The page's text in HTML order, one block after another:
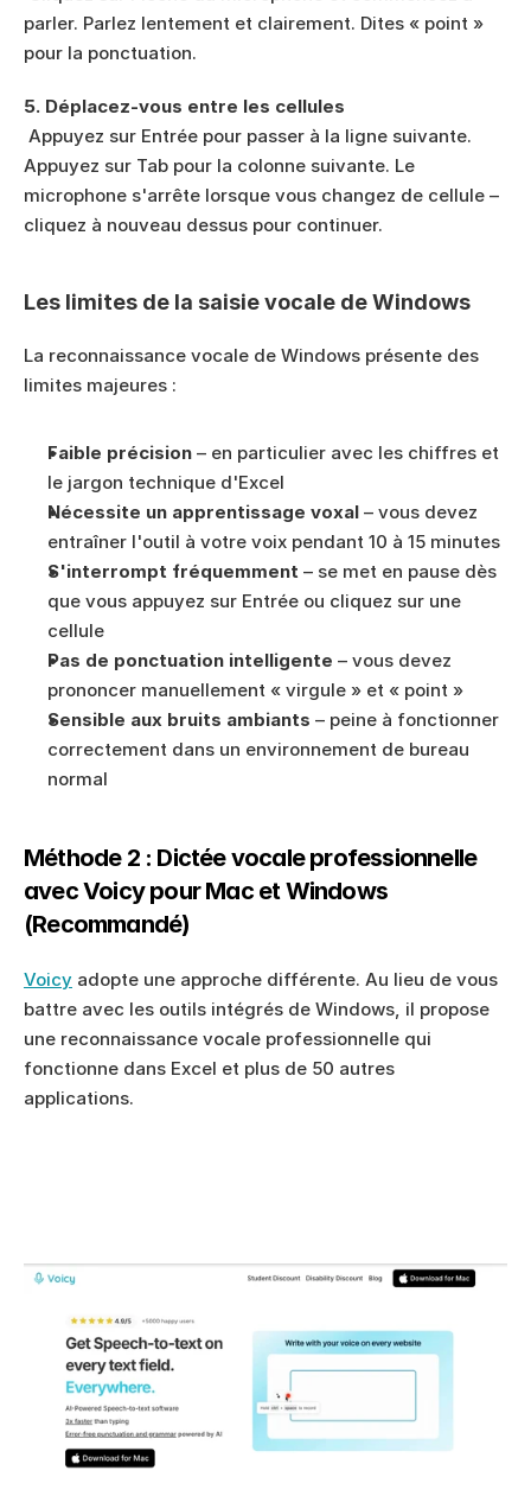
parler. Parlez lentement et clairement. Dites « point »
pour la ponctuation.
5. Déplacez-vous entre les cellules
Appuyez sur Tab pour la colonne suivante. Le
microphone s'arrête lorsque vous changez de cellule –
cliquez à nouveau dessus pour continuer.
Les limites de la saisie vocale de Windows
La reconnaissance vocale de Windows présente des
limites majeures :
Faible précision – en particulier avec les chiffres et
le jargon technique d'Excel
Nécessite un apprentissage voxal – vous devez
entraîner l'outil à votre voix pendant 10 à 15 minutes
S'interrompt fréquemment – se met en pause dès
que vous appuyez sur Entrée ou cliquez sur une
cellule
Pas de ponctuation intelligente – vous devez
prononcer manuellement « virgule » et « point »
Sensible aux bruits ambiants – peine à fonctionner
correctement dans un environnement de bureau
normal
Méthode 2 : Dictée vocale professionnelle
avec Voicy pour Mac et Windows
(Recommandé)
Voicy adopte une approche différente. Au lieu de vous
battre avec les outils intégrés de Windows, il propose
une reconnaissance vocale professionnelle qui
fonctionne dans Excel et plus de 50 autres
applications.